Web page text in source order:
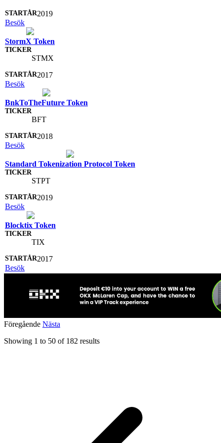
2019
Besök
StormX Token
STMX
2017
Besök
BnkToTheFuture Token
BFT
2018
Besök
Standard Tokenization Protocol Token
STPT
2019
Besök
Blocktix Token
TIX
2017
Besök
Föregående Nästa
Showing 1 to 50 of 182 results